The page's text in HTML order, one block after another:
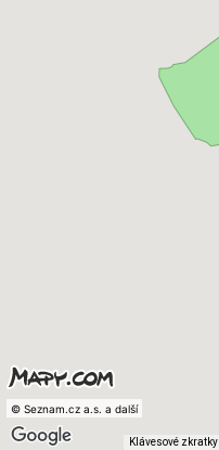
Klávesové zkratky
© Seznam.cz a.s. a další